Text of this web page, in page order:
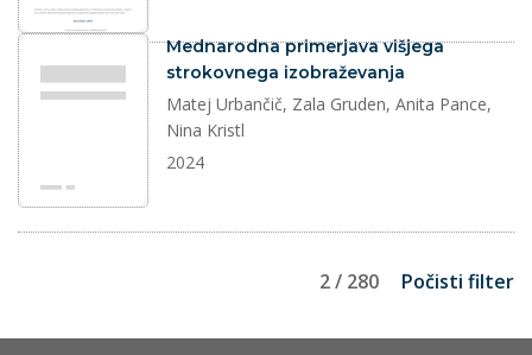
dokument
Mednarodna primerjava višjega
strokovnega izobraževanja
Matej Urbančič, Zala Gruden, Anita Pance,
Nina Kristl
2024
2 / 280 Počisti filter